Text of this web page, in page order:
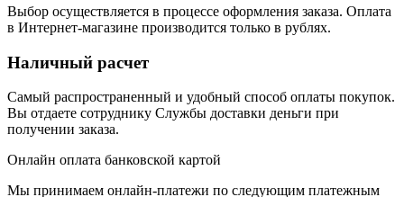
Выбор осуществляется в процессе оформления заказа. Оплата
в Интернет-магазине производится только в рублях.
Наличный расчет
Самый распространенный и удобный способ оплаты покупок.
Вы отдаете сотруднику Службы доставки деньги при
получении заказа.
Онлайн оплата банковской картой
Мы принимаем онлайн-платежи по cледующим платежным